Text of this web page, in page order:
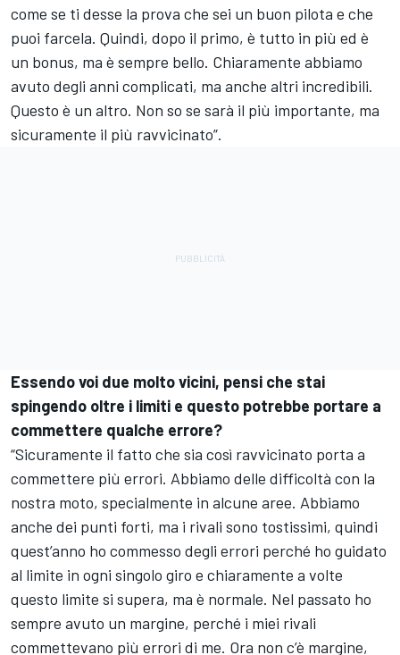
come se ti desse la prova che sei un buon pilota e che
puoi farcela. Quindi, dopo il primo, è tutto in più ed è
un bonus, ma è sempre bello. Chiaramente abbiamo
avuto degli anni complicati, ma anche altri incredibili.
Questo è un altro. Non so se sarà il più importante, ma
sicuramente il più ravvicinato”.
Essendo voi due molto vicini, pensi che stai
spingendo oltre i limiti e questo potrebbe portare a
commettere qualche errore?
“Sicuramente il fatto che sia così ravvicinato porta a
commettere più errori. Abbiamo delle difficoltà con la
nostra moto, specialmente in alcune aree. Abbiamo
anche dei punti forti, ma i rivali sono tostissimi, quindi
quest’anno ho commesso degli errori perché ho guidato
al limite in ogni singolo giro e chiaramente a volte
questo limite si supera, ma è normale. Nel passato ho
sempre avuto un margine, perché i miei rivali
commettevano più errori di me. Ora non c’è margine,